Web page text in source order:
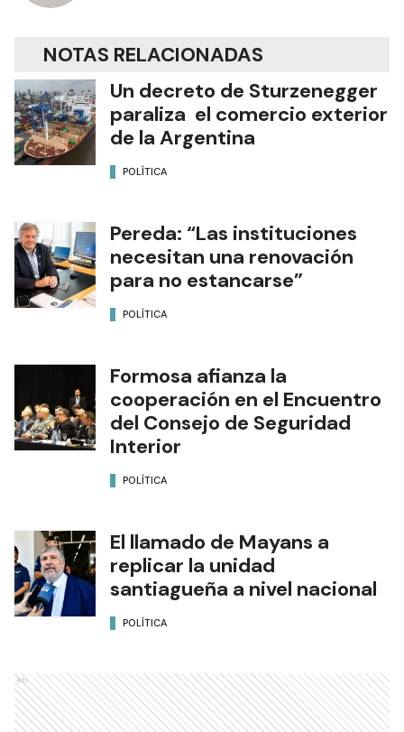
NOTAS RELACIONADAS
Un decreto de Sturzenegger
paraliza el comercio exterior
de la Argentina
POLÍTICA
Pereda: “Las instituciones
necesitan una renovación
para no estancarse”
POLÍTICA
Formosa afianza la
cooperación en el Encuentro
del Consejo de Seguridad
Interior
POLÍTICA
El llamado de Mayans a
replicar la unidad
santiagueña a nivel nacional
POLÍTICA
Ads